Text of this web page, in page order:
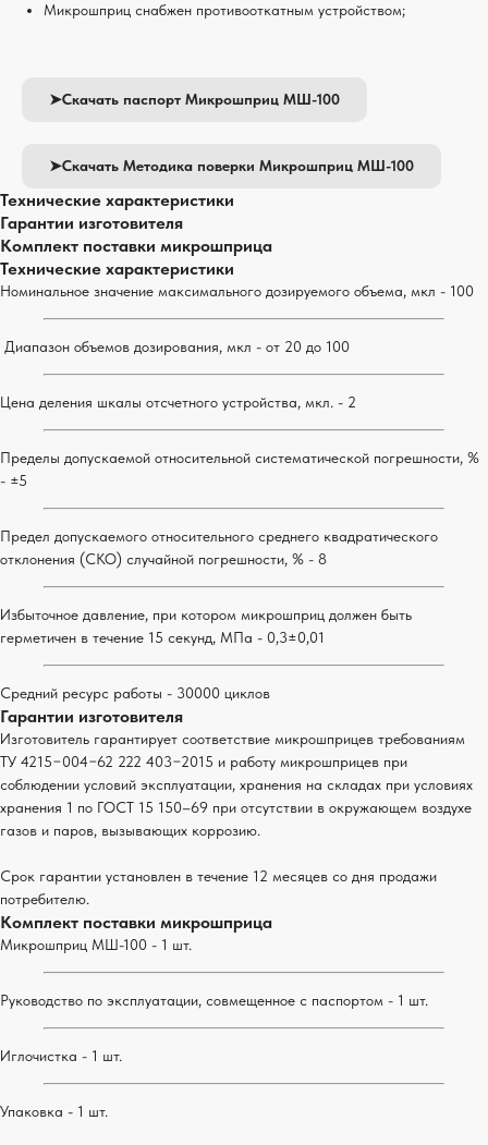
Микрошприц снабжен противооткатным устройством;
➤Скачать паспорт Микрошприц МШ-100
➤Скачать Методика поверки Микрошприц МШ-100
Технические характеристики
Гарантии изготовителя
Комплект поставки микрошприца
Технические характеристики
Номинальное значение максимального дозируемого объема, мкл - 100
Диапазон объемов дозирования, мкл - от 20 до 100
Цена деления шкалы отсчетного устройства, мкл. - 2
Пределы допускаемой относительной систематической погрешности, %
- ±5
Предел допускаемого относительного среднего квадратического
отклонения (СКО) случайной погрешности, % - 8
Избыточное давление, при котором микрошприц должен быть
герметичен в течение 15 секунд, МПа - 0,3±0,01
Средний ресурс работы - 30000 циклов
Гарантии изготовителя
Изготовитель гарантирует соответствие микрошприцев требованиям
ТУ 4215−004−62 222 403−2015 и работу микрошприцев при
соблюдении условий эксплуатации, хранения на складах при условиях
хранения 1 по ГОСТ 15 150–69 при отсутствии в окружающем воздухе
газов и паров, вызывающих коррозию.
Срок гарантии установлен в течение 12 месяцев со дня продажи
потребителю.
Комплект поставки микрошприца
Микрошприц МШ-100 - 1 шт.
Руководство по эксплуатации, совмещенное с паспортом - 1 шт.
Иглочистка - 1 шт.
Упаковка - 1 шт.ЛАБОРАТОРНЫЕ